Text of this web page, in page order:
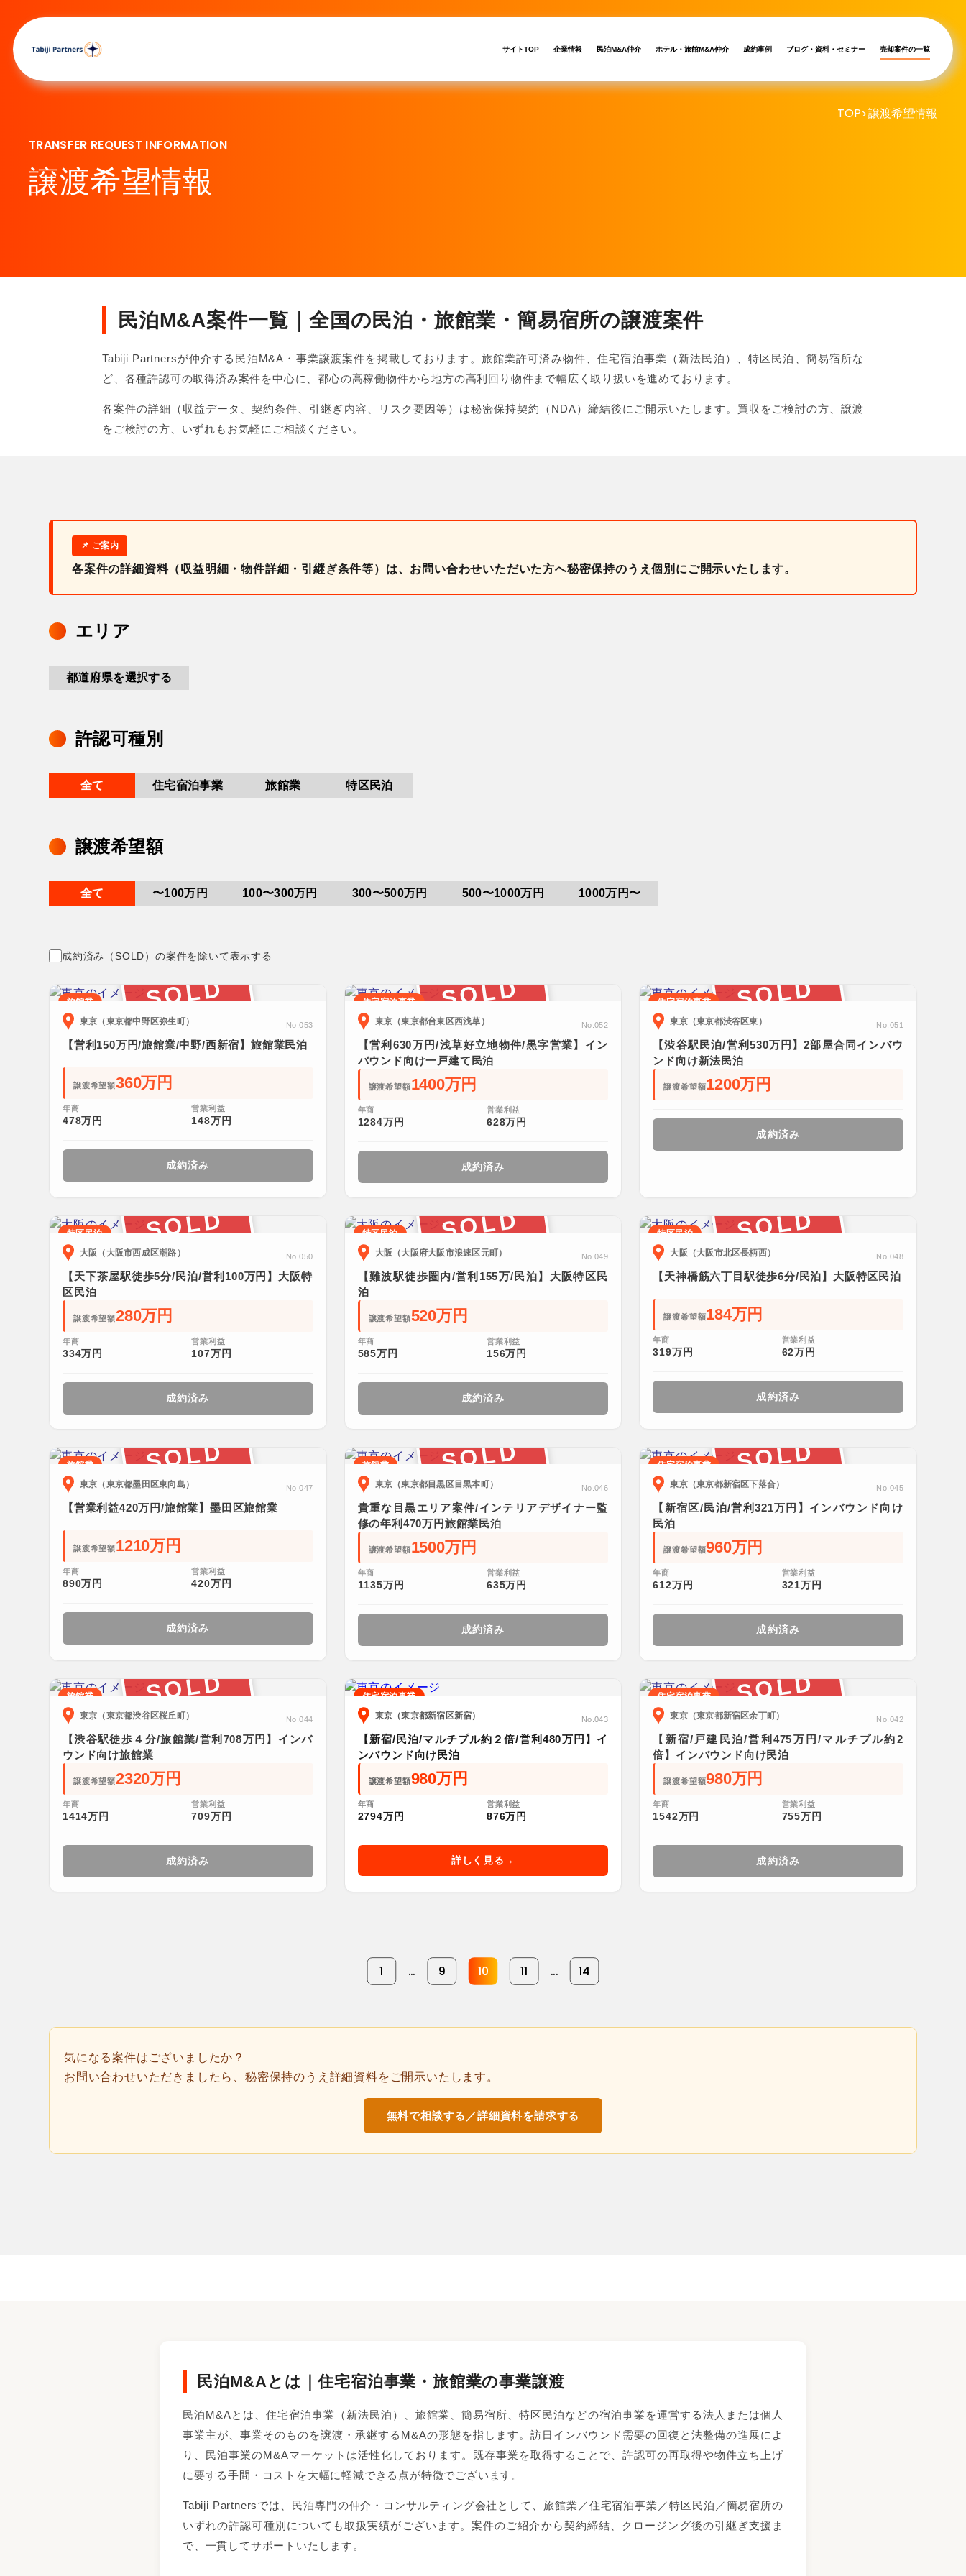
サイトTOP 企業情報 民泊M&A仲介 ホテル・旅館M&A仲介 成約事例 ブログ・資料・セミナー 売却案件の一覧
TOP>譲渡希望情報
TRANSFER REQUEST INFORMATION
譲渡希望情報
民泊M&A案件一覧｜全国の民泊・旅館業・簡易宿所の譲渡案件
Tabiji Partnersが仲介する民泊M&A・事業譲渡案件を掲載しております。旅館業許可済み物件、住宅宿泊事業（新法民泊）、特区民泊、簡易宿所な
ど、各種許認可の取得済み案件を中心に、都心の高稼働物件から地方の高利回り物件まで幅広く取り扱いを進めております。
各案件の詳細（収益データ、契約条件、引継ぎ内容、リスク要因等）は秘密保持契約（NDA）締結後にご開示いたします。買収をご検討の方、譲渡
をご検討の方、いずれもお気軽にご相談ください。
各案件の詳細資料（収益明細・物件詳細・引継ぎ条件等）は、お問い合わせいただいた方へ秘密保持のうえ個別にご開示いたします。
エリア
都道府県を選択する
許認可種別
全て 住宅宿泊事業 旅館業 特区民泊
譲渡希望額
全て 〜100万円 100〜300万円 300〜500万円 500〜1000万円 1000万円〜
成約済み（SOLD）の案件を除いて表示する
SOLD
旅館業
東京（東京都中野区弥生町）
No.053
【営利150万円/旅館業/中野/西新宿】旅館業民泊
譲渡希望額360万円
年商
478万円
営業利益
148万円
成約済み
SOLD
住宅宿泊事業
東京（東京都台東区西浅草）
No.052
【営利630万円/浅草好立地物件/黒字営業】イン
バウンド向け一戸建て民泊
譲渡希望額1400万円
年商
1284万円
営業利益
628万円
成約済み
SOLD
住宅宿泊事業
東京（東京都渋谷区東）
No.051
【渋谷駅民泊/営利530万円】2部屋合同インバウ
ンド向け新法民泊
譲渡希望額1200万円
成約済み
SOLD
特区民泊
大阪（大阪市西成区潮路）
No.050
【天下茶屋駅徒歩5分/民泊/営利100万円】大阪特
区民泊
譲渡希望額280万円
年商
334万円
営業利益
107万円
成約済み
SOLD
特区民泊
大阪（大阪府大阪市浪速区元町）
No.049
【難波駅徒歩圏内/営利155万/民泊】大阪特区民
泊
譲渡希望額520万円
年商
585万円
営業利益
156万円
成約済み
SOLD
特区民泊
大阪（大阪市北区長柄西）
No.048
【天神橋筋六丁目駅徒歩6分/民泊】大阪特区民泊
譲渡希望額184万円
年商
319万円
営業利益
62万円
成約済み
SOLD
旅館業
東京（東京都墨田区東向島）
No.047
【営業利益420万円/旅館業】墨田区旅館業
譲渡希望額1210万円
年商
890万円
営業利益
420万円
成約済み
SOLD
旅館業
東京（東京都目黒区目黒本町）
No.046
貴重な目黒エリア案件/インテリアデザイナー監
修の年利470万円旅館業民泊
譲渡希望額1500万円
年商
1135万円
営業利益
635万円
成約済み
SOLD
住宅宿泊事業
東京（東京都新宿区下落合）
No.045
【新宿区/民泊/営利321万円】インバウンド向け
民泊
譲渡希望額960万円
年商
612万円
営業利益
321万円
成約済み
SOLD
旅館業
東京（東京都渋谷区桜丘町）
No.044
【渋谷駅徒歩４分/旅館業/営利708万円】インバ
ウンド向け旅館業
譲渡希望額2320万円
年商
1414万円
営業利益
709万円
成約済み
住宅宿泊事業
東京（東京都新宿区新宿）
No.043
【新宿/民泊/マルチプル約２倍/営利480万円】イ
ンバウンド向け民泊
譲渡希望額980万円
年商
2794万円
営業利益
876万円
詳しく見る
SOLD
住宅宿泊事業
東京（東京都新宿区余丁町）
No.042
【新宿/戸建民泊/営利475万円/マルチプル約2
倍】インバウンド向け民泊
譲渡希望額980万円
年商
1542万円
営業利益
755万円
成約済み
1 ... 9 10 11 ... 14
気になる案件はございましたか？
お問い合わせいただきましたら、秘密保持のうえ詳細資料をご開示いたします。
無料で相談する／詳細資料を請求する
民泊M&Aとは｜住宅宿泊事業・旅館業の事業譲渡
民泊M&Aとは、住宅宿泊事業（新法民泊）、旅館業、簡易宿所、特区民泊などの宿泊事業を運営する法人または個人
事業主が、事業そのものを譲渡・承継するM&Aの形態を指します。訪日インバウンド需要の回復と法整備の進展によ
り、民泊事業のM&Aマーケットは活性化しております。既存事業を取得することで、許認可の再取得や物件立ち上げ
に要する手間・コストを大幅に軽減できる点が特徴でございます。
Tabiji Partnersでは、民泊専門の仲介・コンサルティング会社として、旅館業／住宅宿泊事業／特区民泊／簡易宿所の
いずれの許認可種別についても取扱実績がございます。案件のご紹介から契約締結、クロージング後の引継ぎ支援ま
で、一貫してサポートいたします。